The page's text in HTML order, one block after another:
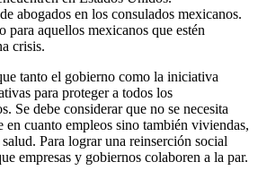
abogados en los consulados mexicanos.
para aquellos mexicanos que estén
crisis.
tanto el gobierno como la iniciativa
para proteger a todos los
Se debe considerar que no se necesita
en cuanto empleos sino también viviendas,
Para lograr una reinserción social
empresas y gobiernos colaboren a la par.